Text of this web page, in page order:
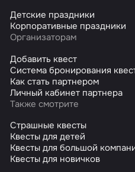
Детские праздники
Корпоративные праздники
Организаторам
Добавить квест
Система бронирования
Как стать партнером
Личный кабинет партнера
Также смотрите
Страшные квесты
Квесты для детей
Квесты для большой
Квесты для новичков